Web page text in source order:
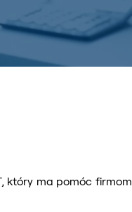
który ma pomóc firmom